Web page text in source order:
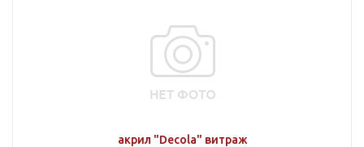
акрил "Decola" витраж